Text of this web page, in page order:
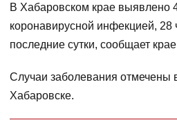
В Хабаровском крае выявлено
коронавирусной инфекцией, 28
последние сутки, сообщает
Случаи заболевания отмечены
Хабаровске.